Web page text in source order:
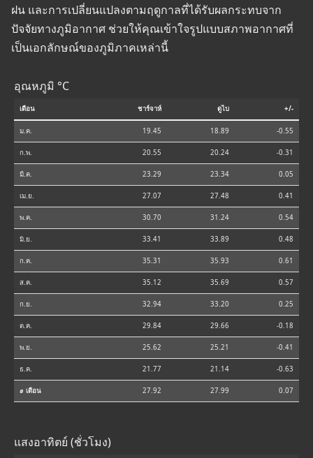
ฝน และการเปลี่ยนแปลงตามฤดูกาลที่ได้รับผลกระทบจาก
ปัจจัยทางภูมิอากาศ ช่วยให้คุณเข้าใจรูปแบบสภาพอากาศที่
เป็นเอกลักษณ์ของภูมิภาคเหล่านี้
อุณหภูมิ °C
เดือน ชาร์จาห์ ดูไบ +/-
ม.ค. 19.45 18.89 -0.55
ก.พ. 20.55 20.24 -0.31
มี.ค. 23.29 23.34 0.05
เม.ย. 27.07 27.48 0.41
พ.ค. 30.70 31.24 0.54
มิ.ย. 33.41 33.89 0.48
ก.ค. 35.31 35.93 0.61
ส.ค. 35.12 35.69 0.57
ก.ย. 32.94 33.20 0.25
ต.ค. 29.84 29.66 -0.18
พ.ย. 25.62 25.21 -0.41
ธ.ค. 21.77 21.14 -0.63
⌀ เดือน 27.92 27.99 0.07
แสงอาทิตย์ (ชั่วโมง)